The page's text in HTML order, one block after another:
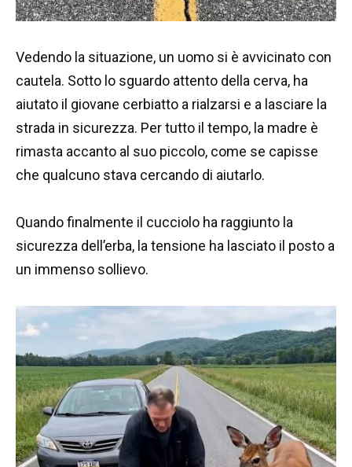
Vedendo la situazione, un uomo si è avvicinato con
cautela. Sotto lo sguardo attento della cerva, ha
aiutato il giovane cerbiatto a rialzarsi e a lasciare la
strada in sicurezza. Per tutto il tempo, la madre è
rimasta accanto al suo piccolo, come se capisse
che qualcuno stava cercando di aiutarlo.
Quando finalmente il cucciolo ha raggiunto la
sicurezza dell’erba, la tensione ha lasciato il posto a
un immenso sollievo.